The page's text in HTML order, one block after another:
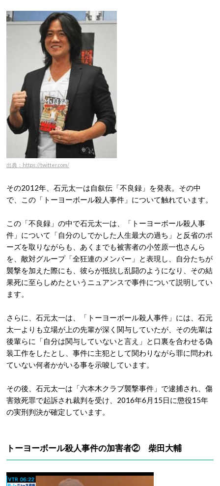
出典：https://twitter.com/
その2012年、石元太一は自叙伝「不良録」を発表。その中
で、この「トーヨーボール殺人事件」について触れています。
この「不良録」の中で石元太一は、「トーヨーボール殺人事
件」について「自分のしでかした人生最大の過ち」と反省のポ
ーズを取りながらも、あくまでも被害者の小笠原一也さんら
を、敵対グループ「全狂連のメンバー」と表現し、自分たちが
襲撃を加えた際にも、彼らが抵抗し乱闘のようになり、その結
果死に至らしめたというニュアンスで事件について説明してい
ます。
さらに、石元太一は、「トーヨーボール殺人事件」には、石元
太一よりも立場が上の先輩が深く関与していたが、その先輩は
後輩らに「自分は関与していないと言え」と口裏を合わせる偽
装工作をしたとし、事件に主犯として関わりながら罪に問われ
ていない何者かがいる事を示唆しています。
その後、石元太一は「六本木クラブ襲撃事件」で逮捕され、傷
害致死罪で起訴され裁判を受け、2016年6月15日に懲役15年
の実刑判決が確定しています。
トーヨーボール殺人事件の加害者② 柴田大輔